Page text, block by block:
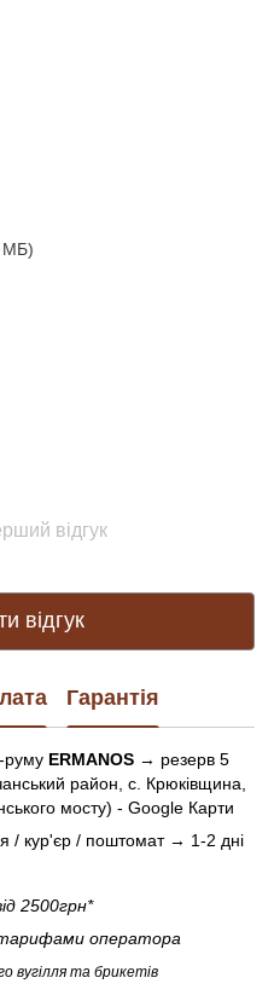
МБ)
відгук
відгук
Гарантія
руму ERMANOS → резерв 5
район, с. Крюківщина,
мосту) - Google Карти
/ кур'єр / поштомат → 1-2 дні
2500грн*
оператора
вугілля та брикетів